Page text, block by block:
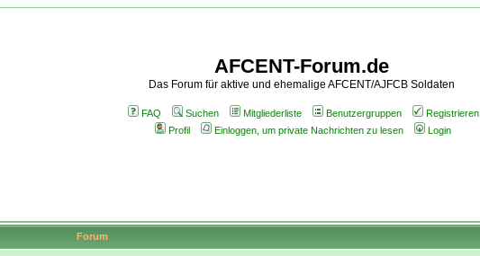
AFCENT-Forum.de
Das Forum für aktive und ehemalige AFCENT/AJFCB Soldaten
FAQ Suchen Mitgliederliste Benutzergruppen
Registrieren
Profil
Einloggen, um private Nachrichten zu lesen Login
Forum